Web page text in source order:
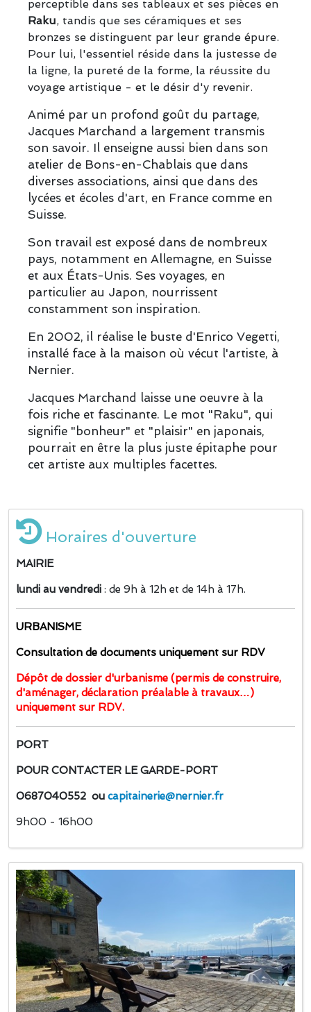
perceptible dans ses tableaux et ses pièces en
Raku, tandis que ses céramiques et ses
bronzes se distinguent par leur grande épure.
Pour lui, l'essentiel réside dans la justesse de
la ligne, la pureté de la forme, la réussite du
voyage artistique - et le désir d'y revenir.
Animé par un profond goût du partage,
Jacques Marchand a largement transmis
son savoir. Il enseigne aussi bien dans son
atelier de Bons-en-Chablais que dans
diverses associations, ainsi que dans des
lycées et écoles d'art, en France comme en
Suisse.
Son travail est exposé dans de nombreux
pays, notamment en Allemagne, en Suisse
et aux États-Unis. Ses voyages, en
particulier au Japon, nourrissent
constamment son inspiration.
En 2002, il réalise le buste d'Enrico Vegetti,
installé face à la maison où vécut l'artiste, à
Nernier.
Jacques Marchand laisse une oeuvre à la
fois riche et fascinante. Le mot "Raku", qui
signifie "bonheur" et "plaisir" en japonais,
pourrait en être la plus juste épitaphe pour
cet artiste aux multiples facettes.
Horaires d'ouverture
MAIRIE
lundi au vendredi : de 9h à 12h et de 14h à 17h.
URBANISME
Consultation de documents uniquement sur RDV
Dépôt de dossier d'urbanisme (permis de construire,
d'aménager, déclaration préalable à travaux…)
uniquement sur RDV.
PORT
POUR CONTACTER LE GARDE-PORT
0687040552 ou capitainerie@nernier.fr
9h00 - 16h00